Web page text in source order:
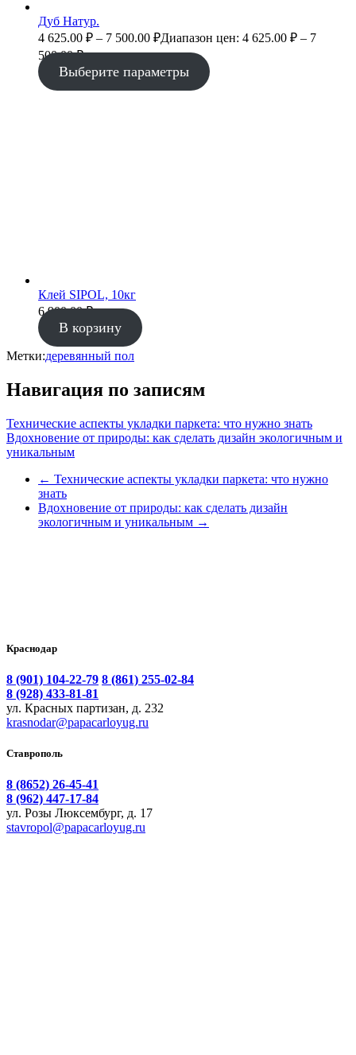
Дуб Натур.
4 625.00 ₽ – 7 500.00 ₽Диапазон цен: 4 625.00 ₽ – 7
500.00 ₽
Выберите параметры
Клей SIPOL, 10кг
6 900.00₽
В корзину
Метки:деревянный пол
Навигация по записям
Технические аспекты укладки паркета: что нужно знать
Вдохновение от природы: как сделать дизайн экологичным и
уникальным
← Технические аспекты укладки паркета: что нужно
знать
Вдохновение от природы: как сделать дизайн
экологичным и уникальным →
Краснодар
8 (901) 104-22-79 8 (861) 255-02-84
8 (928) 433-81-81
ул. Красных партизан, д. 232
krasnodar@papacarloyug.ru
Ставрополь
8 (8652) 26-45-41
8 (962) 447-17-84
ул. Розы Люксембург, д. 17
stavropol@papacarloyug.ru